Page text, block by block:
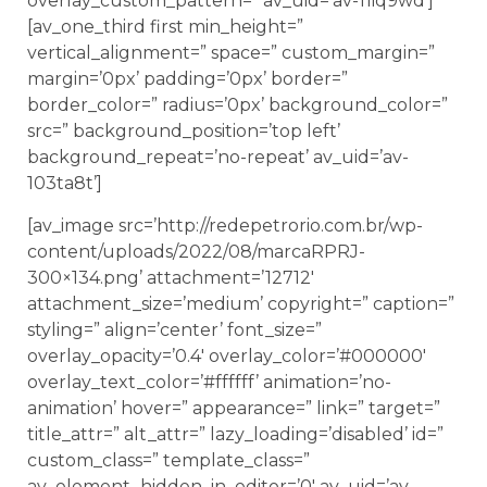
[av_one_third first min_height=”
vertical_alignment=” space=” custom_margin=”
margin=’0px’ padding=’0px’ border=”
border_color=” radius=’0px’ background_color=”
src=” background_position=’top left’
background_repeat=’no-repeat’ av_uid=’av-
103ta8t’]
[av_image src=’http://redepetrorio.com.br/wp-
content/uploads/2022/08/marcaRPRJ-
300×134.png’ attachment=’12712′
attachment_size=’medium’ copyright=” caption=”
styling=” align=’center’ font_size=”
overlay_opacity=’0.4′ overlay_color=’#000000′
overlay_text_color=’#ffffff’ animation=’no-
animation’ hover=” appearance=” link=” target=”
title_attr=” alt_attr=” lazy_loading=’disabled’ id=”
custom_class=” template_class=”